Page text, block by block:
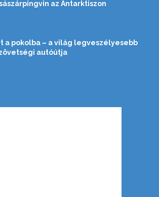
az Antarktiszon
a pokolba – a világ legveszélyesebb
autóútja